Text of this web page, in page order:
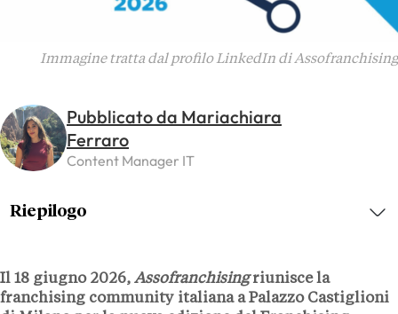
Immagine tratta dal profilo LinkedIn di Assofranchising
Pubblicato da Mariachiara
Ferraro
Content Manager IT
Il 18 giugno 2026, Assofranchisingriunisce la
franchising community italiana a Palazzo Castiglioni
Riepilogo